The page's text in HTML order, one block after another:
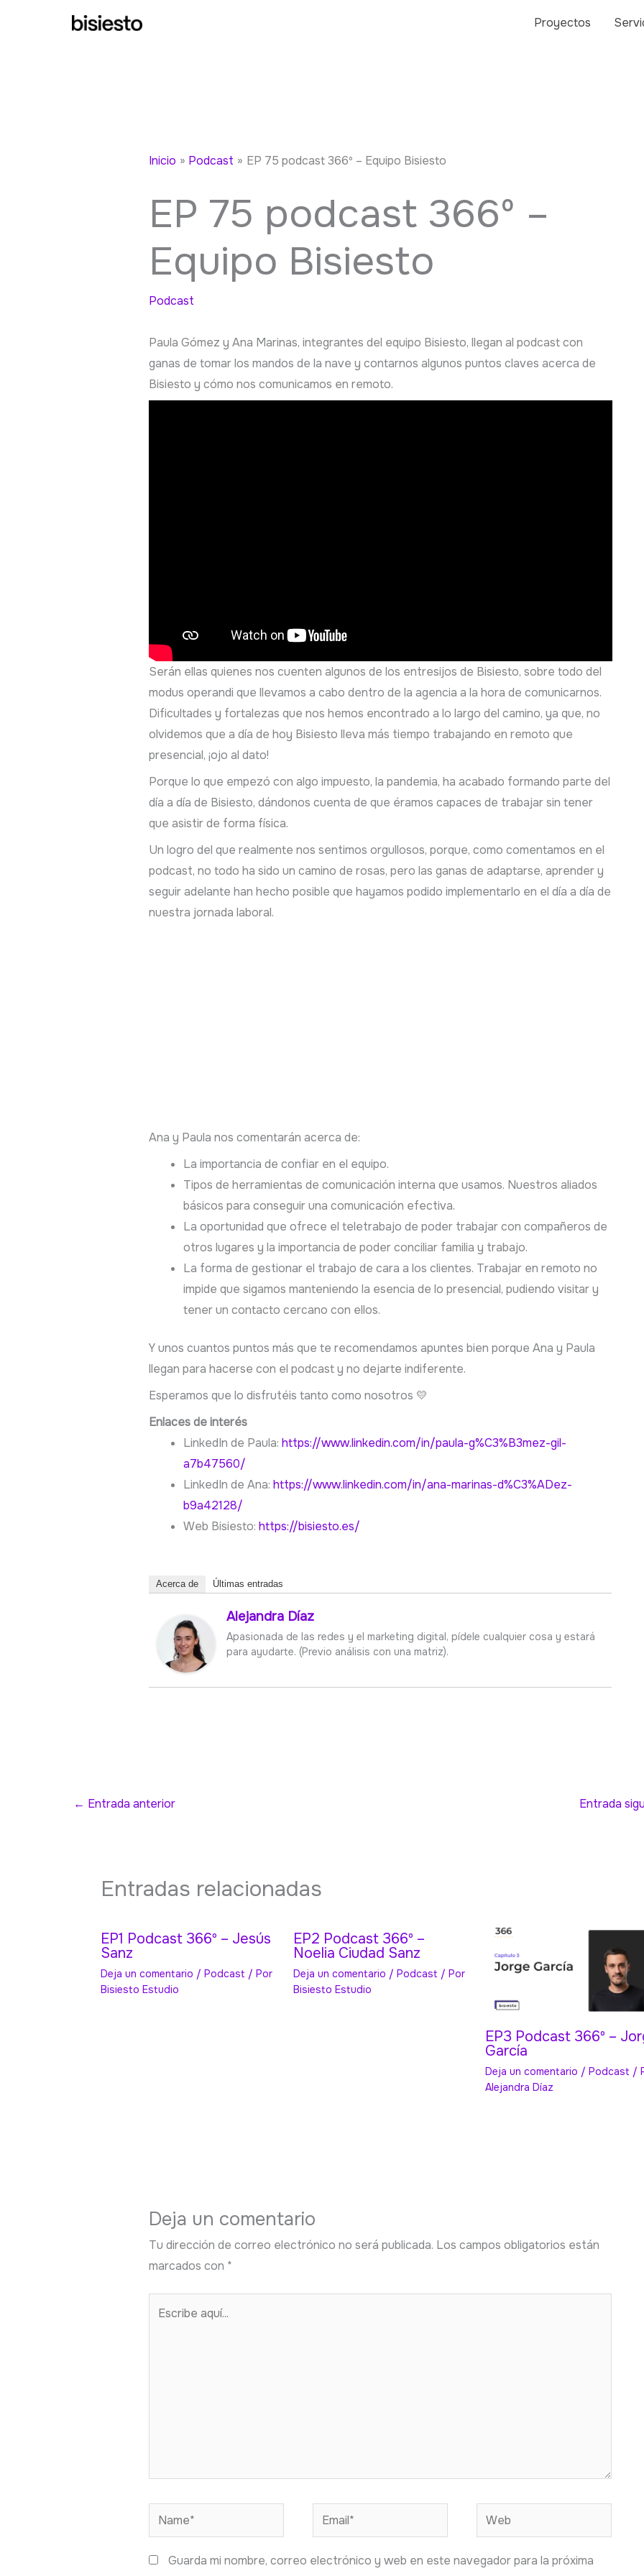
Proyectos
Inicio Podcast EP 75 podcast 366º – Equipo Bisiesto
EP 75 podcast 366º –
Equipo Bisiesto
Podcast
Paula Gómez y Ana Marinas, integrantes del equipo Bisiesto, llegan al podcast con
ganas de tomar los mandos de la nave y contarnos algunos puntos claves acerca de
Bisiesto y cómo nos comunicamos en remoto.
Serán ellas quienes nos cuenten algunos de los entresijos de Bisiesto, sobre todo del
modus operandi que llevamos a cabo dentro de la agencia a la hora de comunicarnos.
Dificultades y fortalezas que nos hemos encontrado a lo largo del camino, ya que, no
olvidemos que a día de hoy Bisiesto lleva más tiempo trabajando en remoto que
presencial, ¡ojo al dato!
Porque lo que empezó con algo impuesto, la pandemia, ha acabado formando parte del
día a día de Bisiesto, dándonos cuenta de que éramos capaces de trabajar sin tener
que asistir de forma física.
Un logro del que realmente nos sentimos orgullosos, porque, como comentamos en el
podcast, no todo ha sido un camino de rosas, pero las ganas de adaptarse, aprender y
seguir adelante han hecho posible que hayamos podido implementarlo en el día a día de
nuestra jornada laboral.
Ana y Paula nos comentarán acerca de:
La importancia de confiar en el equipo.
Tipos de herramientas de comunicación interna que usamos. Nuestros aliados
básicos para conseguir una comunicación efectiva.
La oportunidad que ofrece el teletrabajo de poder trabajar con compañeros de
otros lugares y la importancia de poder conciliar familia y trabajo.
La forma de gestionar el trabajo de cara a los clientes. Trabajar en remoto no
impide que sigamos manteniendo la esencia de lo presencial, pudiendo visitar y
tener un contacto cercano con ellos.
Y unos cuantos puntos más que te recomendamos apuntes bien porque Ana y Paula
llegan para hacerse con el podcast y no dejarte indiferente.
Esperamos que lo disfrutéis tanto como nosotros 💛
Enlaces de interés
LinkedIn de Paula: https://www.linkedin.com/in/paula-g%C3%B3mez-gil-
a7b47560/
LinkedIn de Ana: https://www.linkedin.com/in/ana-marinas-d%C3%ADez-
b9a42128/
Web Bisiesto: https://bisiesto.es/
Acerca de Últimas entradas
Alejandra Díaz
Apasionada de las redes y el marketing digital, pídele cualquier cosa y estará
para ayudarte. (Previo análisis con una matriz).
← Entrada anterior Entrada
Entradas relacionadas
EP1 Podcast 366º – Jesús
Sanz
Deja un comentario / Podcast / Por
Bisiesto Estudio
EP2 Podcast 366º –
Noelia Ciudad Sanz
Deja un comentario / Podcast/ Por
Bisiesto Estudio
EP3 Podcast 366º –
García
Deja un comentario / Podcast /
Alejandra Díaz
Deja un comentario
Tu dirección de correo electrónico no será publicada. Los campos obligatorios están
marcados con *
Name* Email* Web
Guarda mi nombre, correo electrónico y web en este navegador para la próxima